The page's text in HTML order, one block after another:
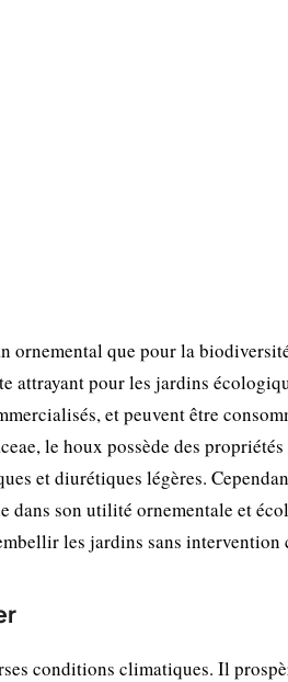
que pour la
attrayant pour les jardins
et peuvent être
le houx possède des
et diurétiques légères.
son utilité ornementale et
les jardins sans intervention
conditions climatiques. Il